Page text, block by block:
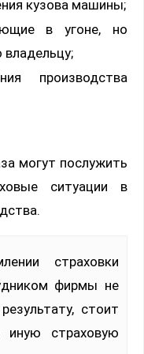
кузова машины;
в угоне, но
производства
могут послужить
ситуации в
фирмы не
стоит
иную страховую